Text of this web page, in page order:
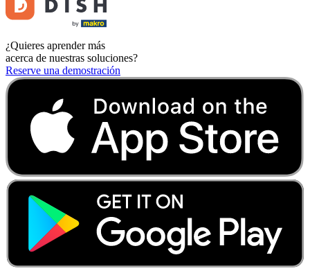
¿Quieres aprender más
acerca de nuestras soluciones?
Reserve una demostración